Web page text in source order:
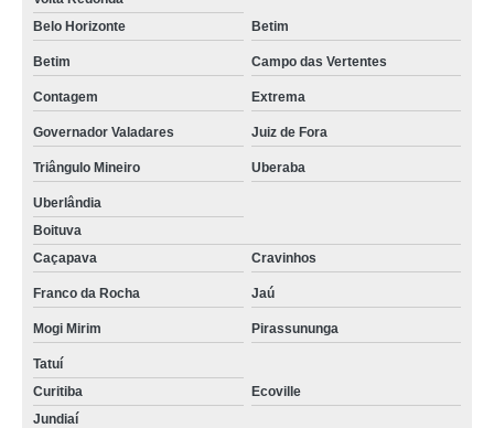
Belo Horizonte
Betim
Betim Campo das Vertentes
Contagem Extrema
Governador Valadares Juiz de Fora
Triângulo Mineiro Uberaba
Uberlândia
Boituva
Caçapava
Cravinhos
Franco da Rocha Jaú
Mogi Mirim Pirassununga
Tatuí
Curitiba
Ecoville
Jundiaí